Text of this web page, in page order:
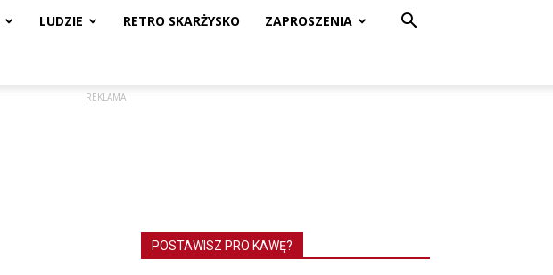
LUDZIE RETRO SKARŻYSKO ZAPROSZENIA
REKLAMA
POSTAWISZ PRO KAWĘ?